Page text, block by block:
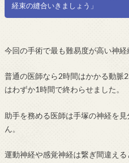
経束の縫合いきましょう」
今回の手術で最も難易度が高い神経
普通の医師なら2時間はかかる動脈
はわずか1時間で終わらせました。
助手を務める医師は手塚の神経を
ん。
運動神経や感覚神経は繋ぎ間違え